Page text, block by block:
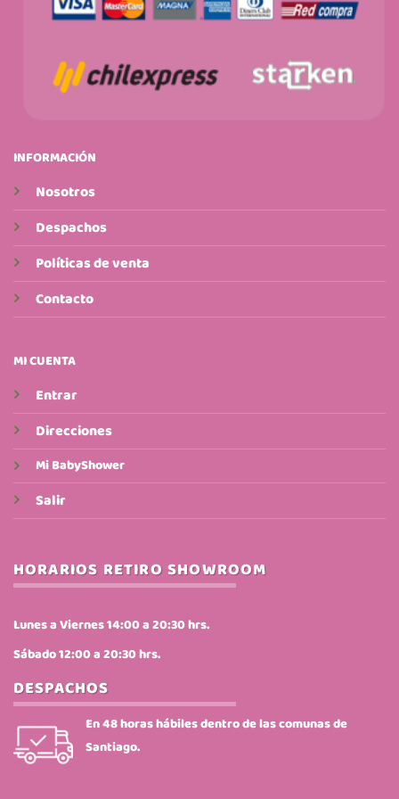
INFORMACIÓN
Nosotros
Despachos
Políticas de venta
Contacto
MI CUENTA
Entrar
Direcciones
Mi BabyShower
Salir
HORARIOS RETIRO SHOWROOM
Lunes a Viernes 14:00 a 20:30 hrs.
Sábado 12:00 a 20:30 hrs.
DESPACHOS
En 48 horas hábiles dentro de las comunas de
Santiago.